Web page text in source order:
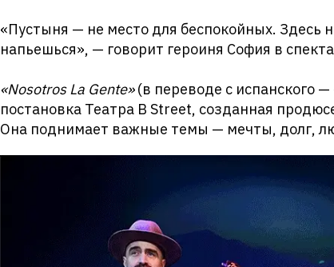
«Пустыня — не место для беспокойных. Здесь
напьешься», — говорит героиня София в
«Nosotros La Gente»(в переводе с испанского
постановка Театра B Street, созданная
Она поднимает важные темы — мечты, долг,